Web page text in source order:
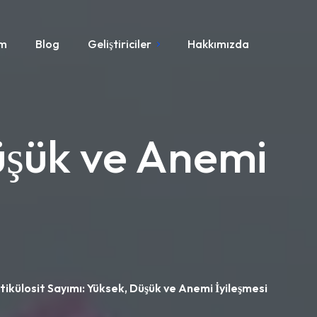
Blog Geliştiriciler Hakkımızda
ve Anemi
Sayımı: Yüksek, Düşük ve Anemi İyileşmesi